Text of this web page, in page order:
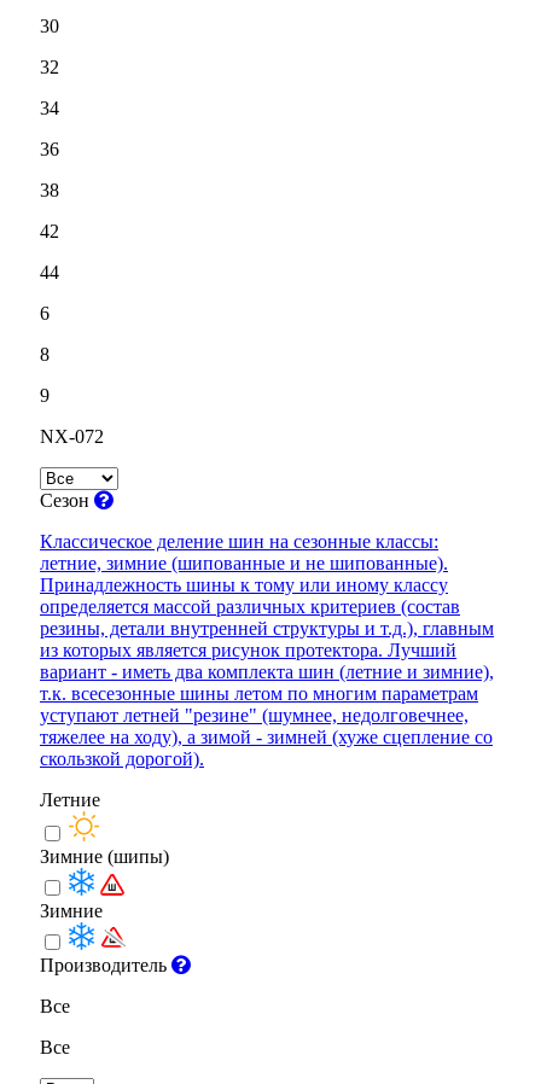
30
32
34
36
38
42
44
6
8
9
NX-072
Сезон
Классическое деление шин на сезонные классы:
летние, зимние (шипованные и не шипованные).
Принадлежность шины к тому или иному классу
определяется массой различных критериев (состав
резины, детали внутренней структуры и т.д.), главным
из которых является рисунок протектора. Лучший
вариант - иметь два комплекта шин (летние и зимние),
т.к. всесезонные шины летом по многим параметрам
уступают летней "резине" (шумнее, недолговечнее,
тяжелее на ходу), а зимой - зимней (хуже сцепление со
скользкой дорогой).
Летние
Зимние (шипы)
Зимние
Производитель
Все
Все